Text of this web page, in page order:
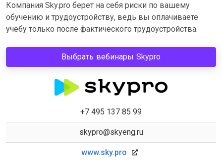
Компания Sky.pro берет на себя риски по вашему
обучению и трудоустройству, ведь вы оплачиваете
учебу только после фактического трудоустройства.
Выбрать вебинары Skypro
+7 495 137 85 99
skypro@skyeng.ru
www.sky.pro